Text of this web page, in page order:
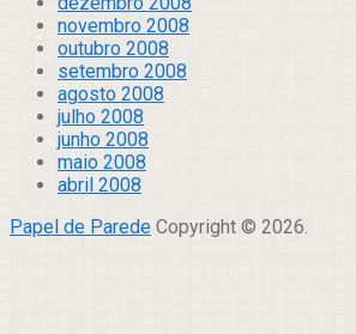
novembro 2008
outubro 2008
setembro 2008
agosto 2008
julho 2008
junho 2008
maio 2008
abril 2008
Papel de Parede Copyright © 2026.